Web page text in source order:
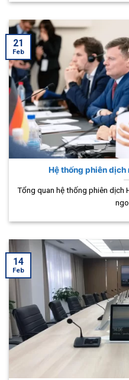
Hệ thống phiên dịch
Tổng quan hệ thống phiên dịch
21
Feb
14
Feb